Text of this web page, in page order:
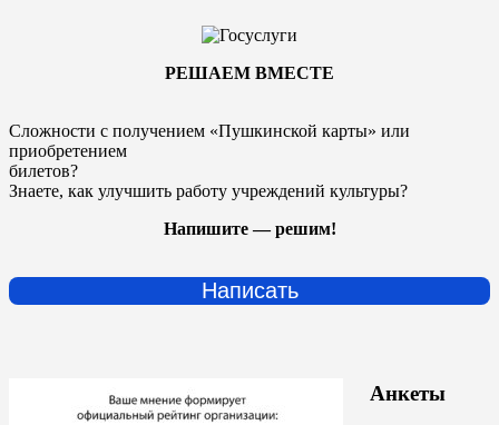
РЕШАЕМ ВМЕСТЕ
Сложности с получением «Пушкинской карты» или
приобретением
билетов?
Знаете, как улучшить работу учреждений культуры?
Напишите — решим!
Написать
Анкеты